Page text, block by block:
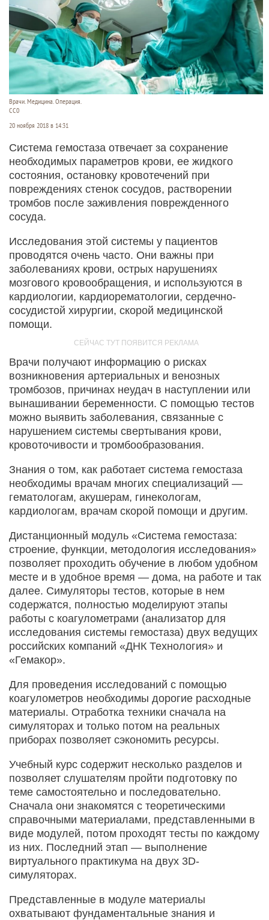
Врачи. Медицина. Операция.
СС0
20 ноября 2018 в 14:31
Система гемостаза отвечает за сохранение
необходимых параметров крови, ее жидкого
состояния, остановку кровотечений при
повреждениях стенок сосудов, растворении
тромбов после заживления поврежденного
сосуда.
Исследования этой системы у пациентов
проводятся очень часто. Они важны при
заболеваниях крови, острых нарушениях
мозгового кровообращения, и используются в
кардиологии, кардиорематологии, сердечно-
сосудистой хирургии, скорой медицинской
помощи.
Врачи получают информацию о рисках
возникновения артериальных и венозных
тромбозов, причинах неудач в наступлении или
вынашивании беременности. С помощью тестов
можно выявить заболевания, связанные с
нарушением системы свертывания крови,
кровоточивости и тромбообразования.
Знания о том, как работает система гемостаза
необходимы врачам многих специализаций —
гематологам, акушерам, гинекологам,
кардиологам, врачам скорой помощи и другим.
Дистанционный модуль «Система гемостаза:
строение, функции, методология исследования»
позволяет проходить обучение в любом удобном
месте и в удобное время — дома, на работе и так
далее. Симуляторы тестов, которые в нем
содержатся, полностью моделируют этапы
работы с коагулометрами (анализатор для
исследования системы гемостаза) двух ведущих
российских компаний «ДНК Технология» и
«Гемакор».
Для проведения исследований с помощью
коагулометров необходимы дорогие расходные
материалы. Отработка техники сначала на
симуляторах и только потом на реальных
приборах позволяет сэкономить ресурсы.
Учебный курс содержит несколько разделов и
позволяет слушателям пройти подготовку по
теме самостоятельно и последовательно.
Сначала они знакомятся с теоретическими
справочными материалами, представленными в
виде модулей, потом проходят тесты по каждому
из них. Последний этап — выполнение
виртуального практикума на двух 3D-
симуляторах.
Представленные в модуле материалы
охватывают фундаментальные знания и